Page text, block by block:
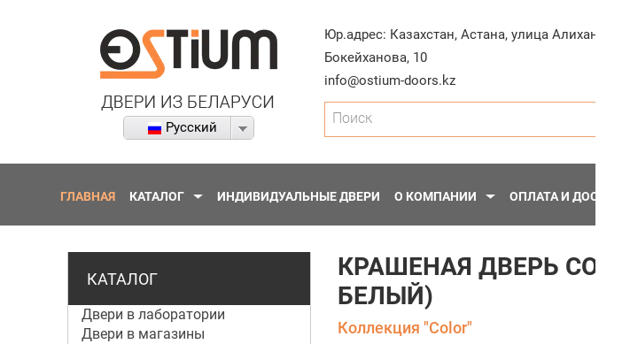
Русский
Юр.адрес: Казахстан,Астана,улица Алихана
Бокейханова, 10
info@ostium-doors.kz
Поиск
ГЛАВНАЯ КАТАЛОГ ИНДИВИДУАЛЬНЫЕ ДВЕРИ О КОМПАНИИ ОПЛАТА И ДОСТАВКА
КАТАЛОГ
Двери в лаборатории
Двери в магазины
КРАШЕНАЯ ДВЕРЬ
БЕЛЫЙ)
Коллекция "Color"